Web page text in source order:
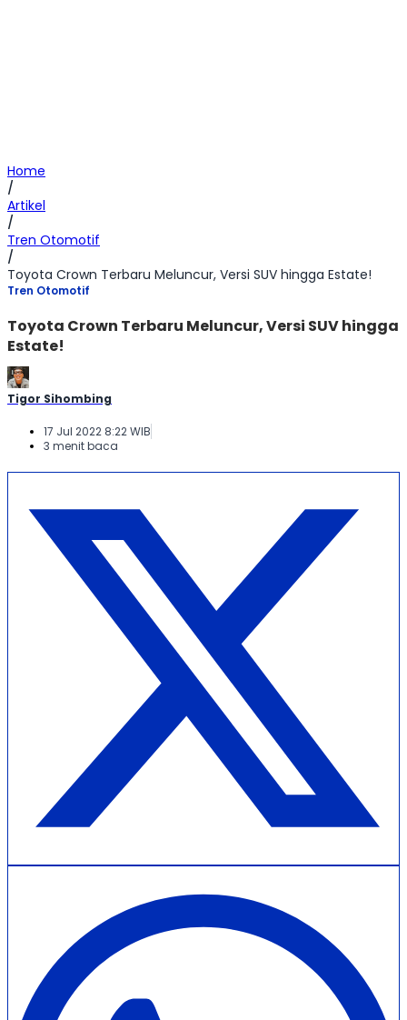
Home
/
Artikel
/
Tren Otomotif
/
Toyota Crown Terbaru Meluncur, Versi SUV hingga Estate!
Tren Otomotif
Toyota Crown Terbaru Meluncur, Versi SUV hingga
Estate!
Tigor Sihombing
17 Jul 2022 8:22 WIB
3 menit baca